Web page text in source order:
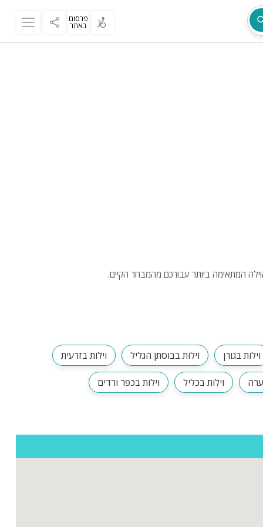
פרסום
באתר
המתאימה ביותר עבורכם מהמבחר הקיים.
וילות בגורן וילות בבוסתן הגליל וילות בזרעית
וילות בכליל וילות בכפר ורדים